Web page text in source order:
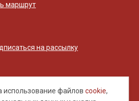
использование файловcookie,
маршрут
на рассылку
публичной